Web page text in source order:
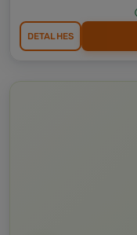
DETALHES